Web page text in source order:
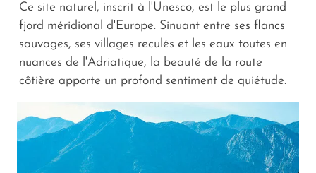
Ce site naturel, inscrit à l'Unesco, est le plus grand
fjord méridional d'Europe. Sinuant entre ses flancs
sauvages, ses villages reculés et les eaux toutes en
nuances de l'Adriatique, la beauté de la route
côtière apporte un profond sentiment de quiétude.